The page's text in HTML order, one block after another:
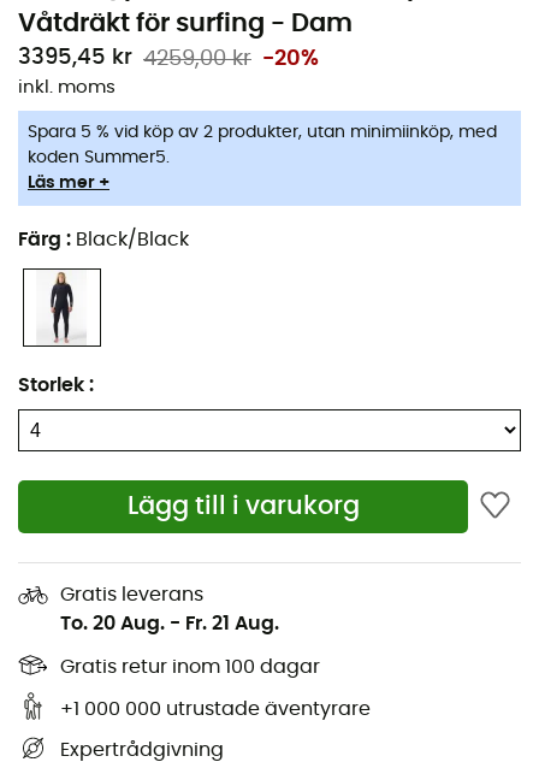
Våtdräkt för surfing - Dam
3395,45 kr 4259,00 kr -20%
inkl. moms
Spara 5 % vid köp av 2 produkter, utan minimiinköp, med
koden Summer5.
Läs mer +
Färg : Black/Black
Storlek :
Lägg till i varukorg
Gratis leverans
To. 20 Aug. - Fr. 21 Aug.
Gratis retur inom 100 dagar
+1 000 000 utrustade äventyrare
Expertrådgivning